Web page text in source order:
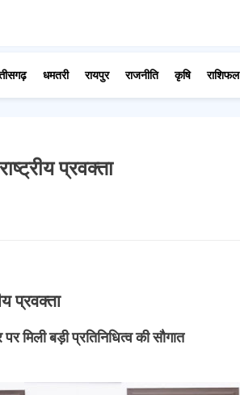
धमतरी रायपुर राजनीति कृषि राशिफल
प्रवक्ता
प्रवक्ता
मिली बड़ी प्रतिनिधित्व की सौगात